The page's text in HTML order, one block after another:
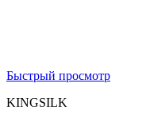
Быстрый просмотр
KINGSILK